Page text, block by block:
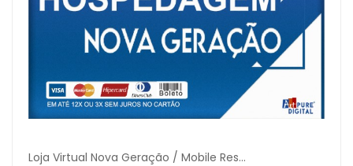
Loja Virtual Nova Geração / Mobile Res...